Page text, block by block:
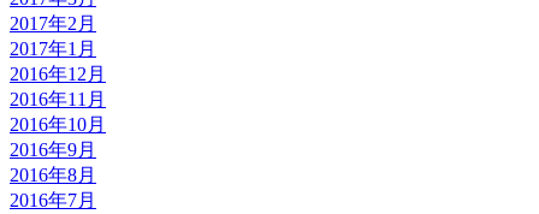
2017年2月
2017年1月
2016年12月
2016年11月
2016年10月
2016年9月
2016年8月
2016年7月